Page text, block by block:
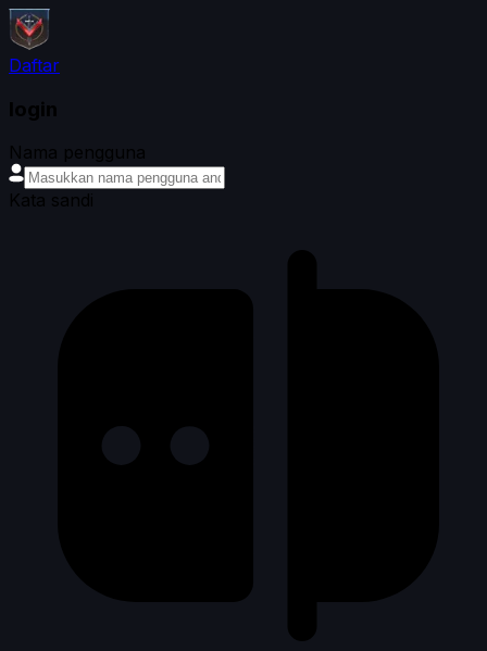
Daftar
login
Nama pengguna
Kata sandi